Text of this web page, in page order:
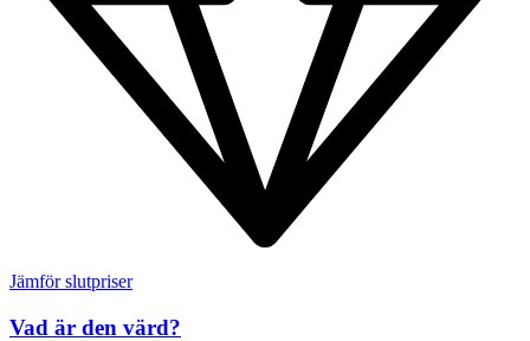
Jämför slutpriser
Vad är den värd?